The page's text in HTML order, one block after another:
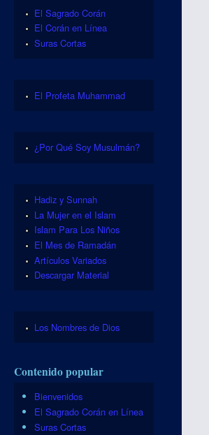
El Sagrado Corán
El Corán en Línea
Suras Cortas
El Profeta Muhammad
¿Por Qué Soy Musulmán?
Hadiz y Sunnah
La Mujer en el Islam
Islam Para Los Niños
El Mes de Ramadán
Artículos Variados
Descargar Material
Los Nombres de Dios
Contenido popular
Bienvenidos
El Sagrado Corán en Línea
Suras Cortas